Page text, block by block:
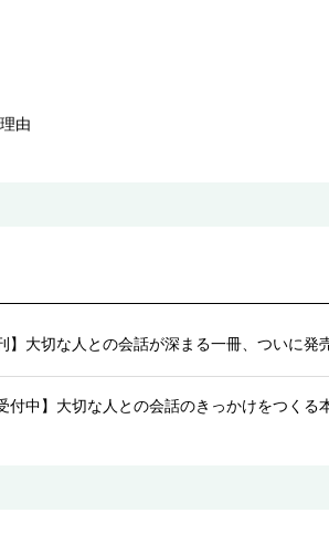
由
】大切な人との会話が深まる一冊、ついに発
付中】大切な人との会話のきっかけをつくる